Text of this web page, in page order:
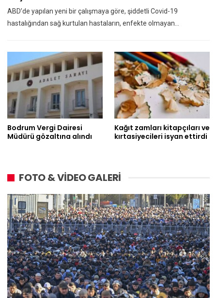
ABD’de yapılan yeni bir çalışmaya göre, şiddetli Covid-19
hastalığından sağ kurtulan hastaların, enfekte olmayan…
Bodrum Vergi Dairesi
Müdürü gözaltına alındı
Kağıt zamları kitapçıları ve
kırtasiyecileri isyan ettirdi
FOTO & VİDEO GALERİ